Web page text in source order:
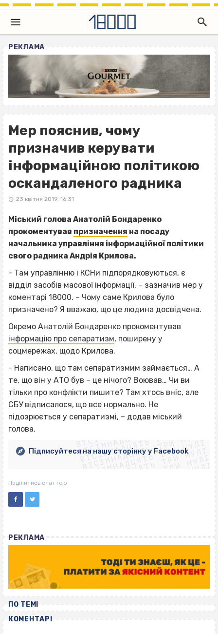
РЕКЛАМА
Мер пояснив, чому
призначив керувати
інформаційною політикою
оскандаленого радника
23 квітня 2019, 16:31
Міський голова Анатолій Бондаренко
прокоментував призначення на посаду
начальника управління інформаційної політики
свого радника Андрія Крилова.
- Там управлінню і КСНи підпорядковуються, є
відділ засобів масової інформації, – зазначив мер у
коментарі 18000. – Чому саме Крилова було
призначено? Я вважаю, що це людина досвідчена.
Окремо Анатолій Бондаренко прокоментував
інформацію про сепаратизм, поширену у
соцмережах, щодо Крилова.
- Написано, що там сепаратизмим займається… А
те, що він у АТО був – це нічого? Воював… Чи ви
тільки про конфлікти пишите? Там хтось вніс, але
СБУ відписалося, що все нормально. Не
підозрюється у сепаратизмі, – додав міський
голова.
ВІСІМНАДЦЯТЬ ТРИ НУЛІ
ВІСІМНАДЦЯТЬ ТРИ НУЛІ
ВІСІМНАДЦЯТЬ ТРИ НУЛІ
ВІСІМНАДЦЯТЬ ТРИ НУЛІ
ВІСІМНАДЦЯТЬ ТРИ НУЛІ
ВІСІМНАДЦЯТЬ ТРИ НУЛІ
ВІСІМНАДЦЯТЬ ТРИ НУЛІ
ВІСІМНАДЦЯТЬ ТРИ НУЛІ
Підписуйтеся на нашу сторінку у Facebook
Поділитись статтею
РЕКЛАМА
ПО ТЕМІ
КОМЕНТАРІ